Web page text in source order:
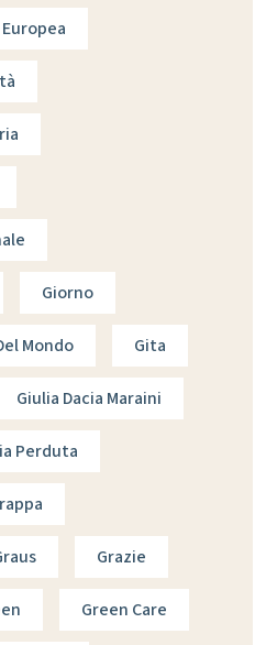
Giorno
Mondo Gita
Giulia Dacia Maraini
Perduta
Grazie
Green Care